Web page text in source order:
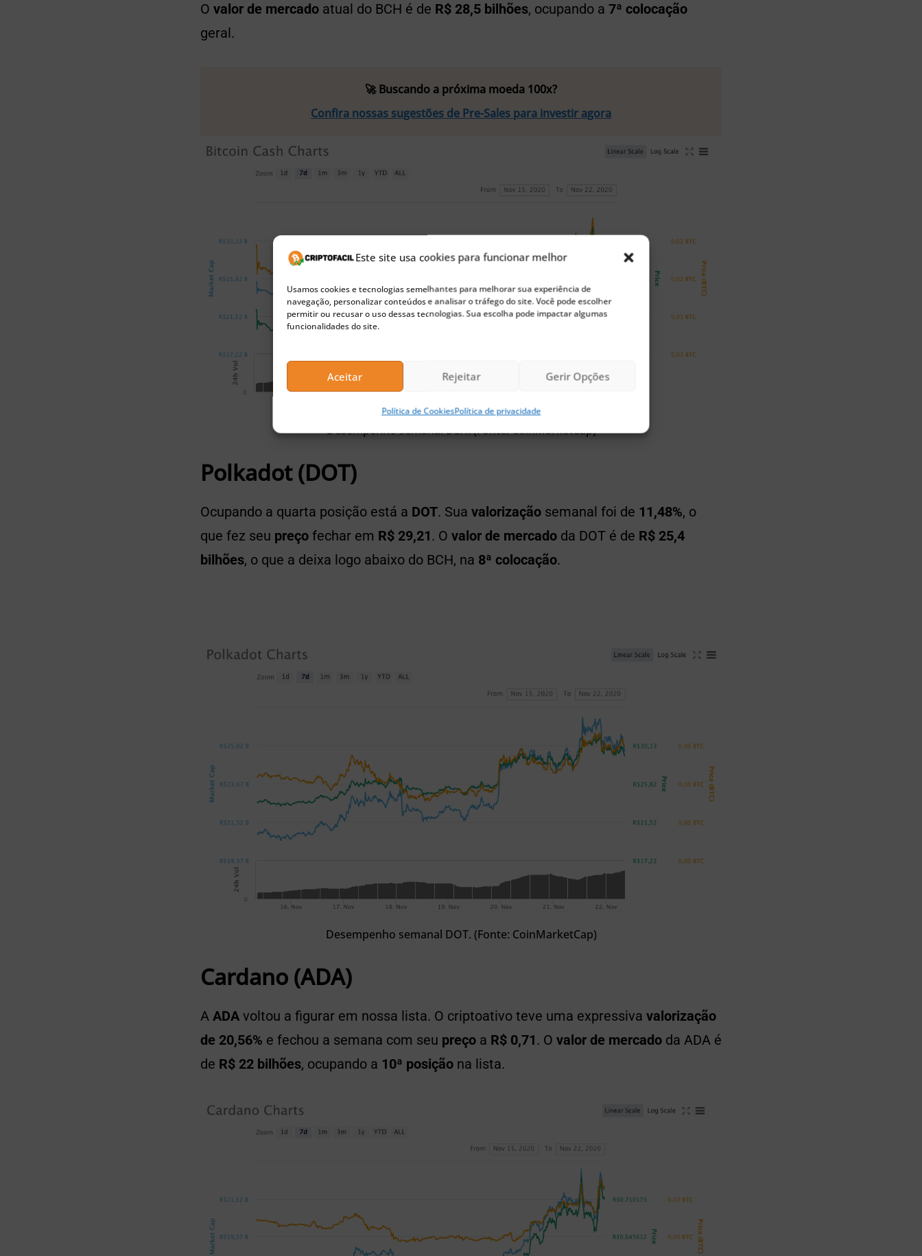
Este site usa cookies para funcionar melhor
Usamos cookies e tecnologias semelhantes para melhorar sua experiência de
navegação, personalizar conteúdos e analisar o tráfego do site. Você pode escolher
permitir ou recusar o uso dessas tecnologias. Sua escolha pode impactar algumas
funcionalidades do site.
Aceitar Rejeitar Gerir Opções
Política de CookiesPolítica de privacidade
O valor de mercado atual do BCH é de R$ 28,5 bilhões, ocupando a 7ª colocação
geral.
🚀 Buscando a próxima moeda 100x?
Confira nossas sugestões de Pre-Sales para investir agora
Desempenho semanal BCH. (Fonte: CoinMarketCap)
Polkadot (DOT)
Ocupando a quarta posição está a DOT. Sua valorização semanal foi de 11,48%, o
que fez seu preço fechar em R$ 29,21. O valor de mercado da DOT é de R$ 25,4
bilhões, o que a deixa logo abaixo do BCH, na 8ª colocação.
Desempenho semanal DOT. (Fonte: CoinMarketCap)
Cardano (ADA)
A ADA voltou a figurar em nossa lista. O criptoativo teve uma expressiva valorização
de 20,56% e fechou a semana com seu preço a R$ 0,71. O valor de mercado da ADA é
de R$ 22 bilhões, ocupando a 10ª posição na lista.